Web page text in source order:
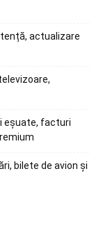
actualizare
eșuate, facturi
bilete de avion și